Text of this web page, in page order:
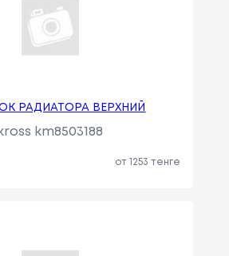
РАДИАТОРА ВЕРХНИЙ
kross km8503188
от 1253 тенге